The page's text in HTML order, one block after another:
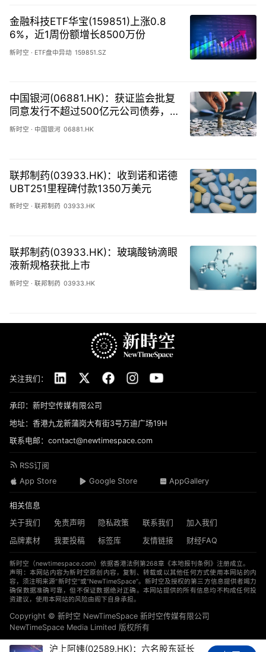
金融科技ETF华宝(159851)上涨0.8
6%，近1周份额增长8500万份
新时空 · ETF盘中异动 159851.SZ
中国银河(06881.HK)：获证监会批复
同意发行不超过500亿元公司债券，
有效期24个月
新时空 · 中国银河 06881.HK
联邦制药(03933.HK)：收到诺和诺德
UBT251里程碑付款1350万美元
新时空 ·联邦制药 03933.HK
联邦制药(03933.HK)：玻璃酸钠滴眼
液新规格获批上市
新时空 ·联邦制药 03933.HK
关注我们：
承印：新时空传媒有限公司
地址：香港九龙新蒲岗大有街3号万迪广场19H
联系电邮：contact@newtimespace.com
RSS订阅
App Store
Google Store AppGallery
相关信息
关于我们
免责声明 隐私政策 联系我们
加入我们
品牌素材
我要投稿 标签库 友情链接 财经FAQ
新时空（newtimespace.com）依据香港法例第268章《本地报刊条例》注册成立。
声明：本网站内容为新时空原创内容，复制、转载或以其他任何方式使用本网站的内
容，须注明来源“新时空”或“NewTimeSpace”。新时空及授权的第三方信息提供者竭力
确保数据准确可靠，但不保证数据绝对正确。本网站提供的所有信息均不构成任何投
资建议，使用本网站的风险由阁下自身承担。
Copyright © 新时空 ‌NewTimeSpace 新时空传媒有限公司
NewTimeSpace Media Limited 版权所有
沪上阿姨(02589.HK)：六名股东延长